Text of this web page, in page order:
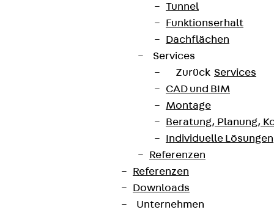
Tunnel
Funktionserhalt
Dachflächen
Services
Zurück Services
CAD und BIM
Montage
Beratung, Planung,
Individuelle Lösungen
Referenzen
Referenzen
Downloads
Unternehmen